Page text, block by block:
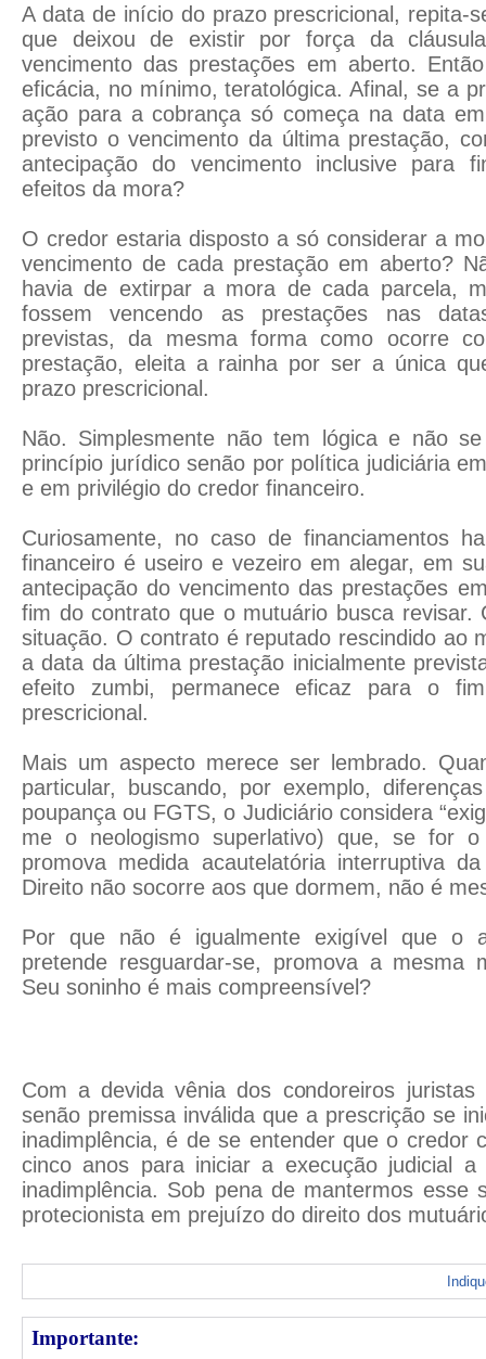
A data de início do prazo prescricional, repita-
que deixou de existir por força da
vencimento das prestações em aberto.
eficácia, no mínimo, teratológica. Afinal, se a
ação para a cobrança só começa na data
previsto o vencimento da última prestação,
antecipação do vencimento inclusive para
efeitos da mora?
O credor estaria disposto a só considerar a
vencimento de cada prestação em aberto?
havia de extirpar a mora de cada parcela,
fossem vencendo as prestações nas
previstas, da mesma forma como ocorre
prestação, eleita a rainha por ser a única
prazo prescricional.
Não. Simplesmente não tem lógica e não
princípio jurídico senão por política judiciária
e em privilégio do credor financeiro.
Curiosamente, no caso de financiamentos
financeiro é useiro e vezeiro em alegar, em
antecipação do vencimento das prestações
fim do contrato que o mutuário busca revisar.
situação. O contrato é reputado rescindido ao
a data da última prestação inicialmente
efeito zumbi, permanece eficaz para o
prescricional.
Mais um aspecto merece ser lembrado.
particular, buscando, por exemplo,
poupança ou FGTS, o Judiciário considera
me o neologismo superlativo) que, se for
promova medida acautelatória interruptiva
Direito não socorre aos que dormem, não é
Por que não é igualmente exigível que o
pretende resguardar-se, promova a mesma
Seu soninho é mais compreensível?
Com a devida vênia dos condoreiros
senão premissa inválida que a prescrição se
inadimplência, é de se entender que o credor
cinco anos para iniciar a execução judicial
inadimplência. Sob pena de mantermos esse
protecionista em prejuízo do direito dos
Importante: